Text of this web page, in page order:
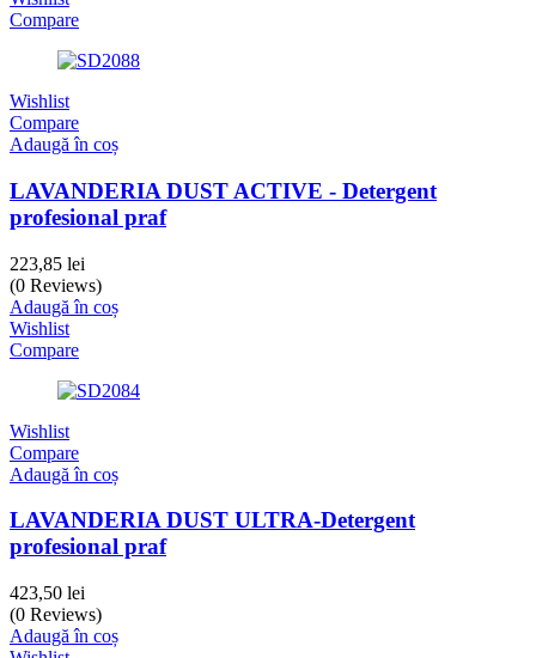
Compare
Wishlist
Compare
Adaugă în coș
LAVANDERIA DUST ACTIVE - Detergent
profesional praf
223,85 lei
(0 Reviews)
Adaugă în coș
Wishlist
Compare
Wishlist
Compare
Adaugă în coș
LAVANDERIA DUST ULTRA-Detergent
profesional praf
423,50 lei
(0 Reviews)
Adaugă în coș